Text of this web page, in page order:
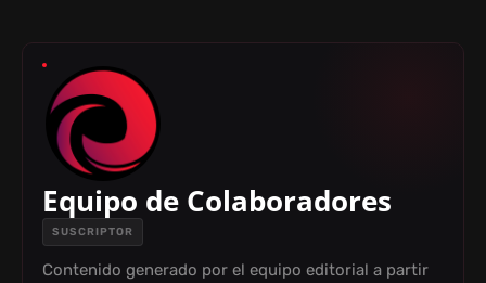
Equipo de Colaboradores
SUSCRIPTOR
Contenido generado por el equipo editorial a partir